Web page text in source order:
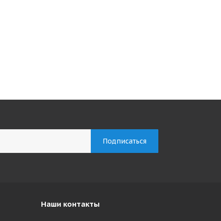
Наши контакты